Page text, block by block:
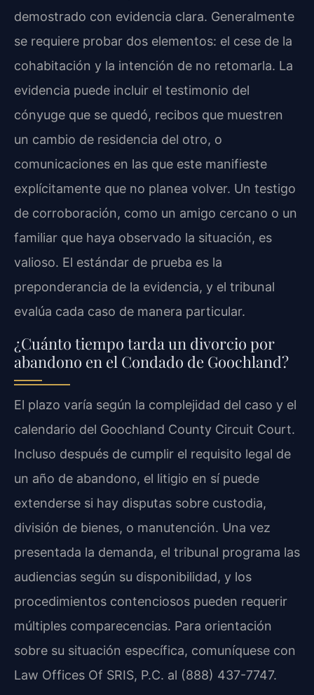
demostrado con evidencia clara. Generalmente
se requiere probar dos elementos: el cese de la
cohabitación y la intención de no retomarla. La
evidencia puede incluir el testimonio del
cónyuge que se quedó, recibos que muestren
un cambio de residencia del otro, o
comunicaciones en las que este manifieste
explícitamente que no planea volver. Un testigo
de corroboración, como un amigo cercano o un
familiar que haya observado la situación, es
valioso. El estándar de prueba es la
preponderancia de la evidencia, y el tribunal
evalúa cada caso de manera particular.
¿Cuánto tiempo tarda un divorcio por
abandono en el Condado de Goochland?
El plazo varía según la complejidad del caso y el
calendario del Goochland County Circuit Court.
Incluso después de cumplir el requisito legal de
un año de abandono, el litigio en sí puede
extenderse si hay disputas sobre custodia,
división de bienes, o manutención. Una vez
presentada la demanda, el tribunal programa las
audiencias según su disponibilidad, y los
procedimientos contenciosos pueden requerir
múltiples comparecencias. Para orientación
sobre su situación específica, comuníquese con
Law Offices Of SRIS, P.C. al (888) 437-7747.